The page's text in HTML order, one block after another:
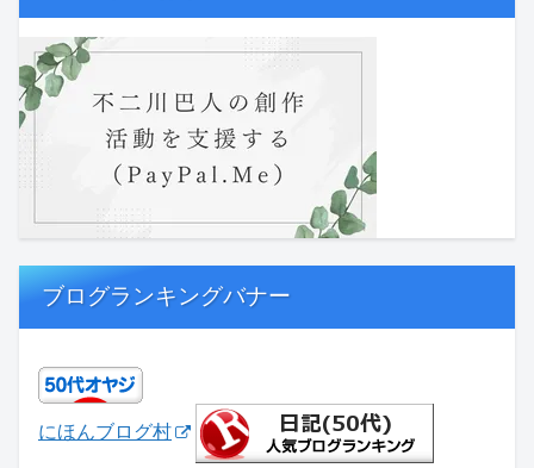
ブログランキングバナー
にほんブログ村